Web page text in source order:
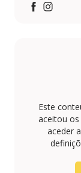
Este
aceitou
aceder